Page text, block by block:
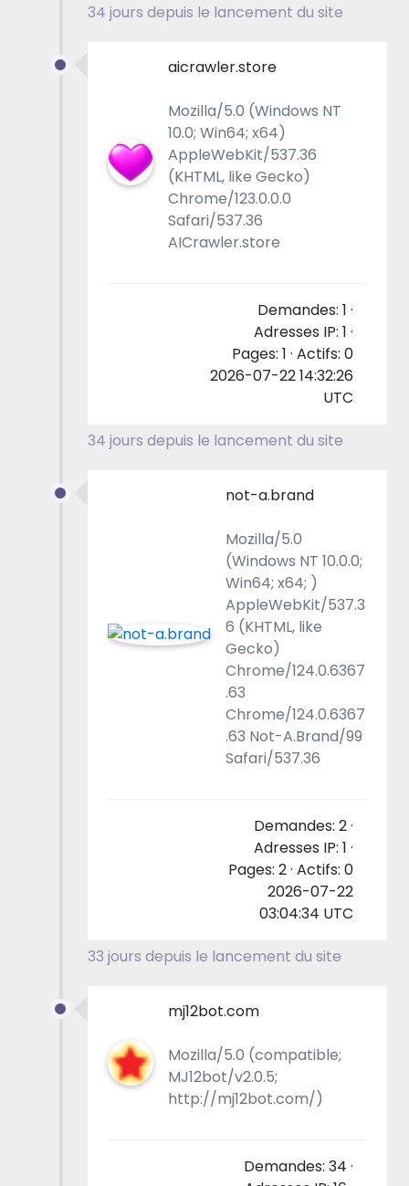
34 jours depuis le lancement du site
aicrawler.store
Mozilla/5.0 (Windows NT
10.0; Win64; x64)
AppleWebKit/537.36
(KHTML, like Gecko)
Chrome/123.0.0.0
Safari/537.36
AICrawler.store
Demandes: 1 ·
Adresses IP: 1 ·
Pages: 1 · Actifs: 0
2026-07-22 14:32:26
UTC
34 jours depuis le lancement du site
not-a.brand
Mozilla/5.0
(Windows NT 10.0.0;
Win64; x64; )
AppleWebKit/537.3
6 (KHTML, like
Gecko)
Chrome/124.0.6367
.63
Chrome/124.0.6367
.63 Not-A.Brand/99
Safari/537.36
Demandes: 2 ·
Adresses IP: 1 ·
Pages: 2 · Actifs: 0
2026-07-22
03:04:34 UTC
33 jours depuis le lancement du site
mj12bot.com
Mozilla/5.0 (compatible;
MJ12bot/v2.0.5;
http://mj12bot.com/)
Demandes: 34 ·